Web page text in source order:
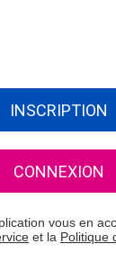
INSCRIPTION
CONNEXION
vous en
et la Politique